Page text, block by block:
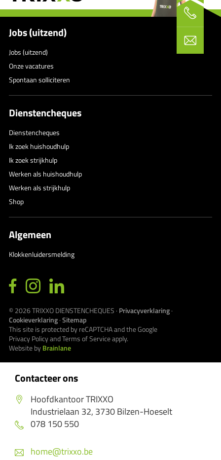
Contacteer ons
Hoofdkantoor TRIXXO
Industrielaan 32, 3730 Bilzen-Hoeselt
078 150 550
home@trixxo.be
Jobs (uitzend)
Jobs (uitzend)
Onze vacatures
Spontaan solliciteren
Dienstencheques
Dienstencheques
Ik zoek huishoudhulp
Ik zoek strijkhulp
Werken als huishoudhulp
Werken als strijkhulp
Shop
Algemeen
Klokkenluidersmelding
© 2026TRIXXO DIENSTENCHEQUES · Privacyverklaring·
Cookieverklaring·Sitemap
This site is protected by reCAPTCHA and the Google
Privacy PolicyandTerms of Serviceapply.
Website byBrainlane